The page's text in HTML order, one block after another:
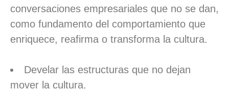
conversaciones empresariales que no se dan,
como fundamento del comportamiento que
enriquece, reafirma o transforma la cultura.
Develar las estructuras que no dejan
mover la cultura.